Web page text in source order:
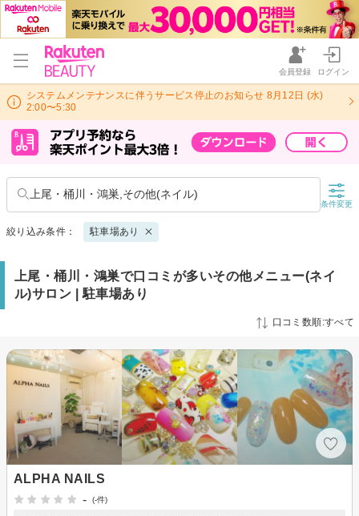
会員登録 ログイン
システムメンテナンスに伴うサービス停止のお知らせ 8月12日 (水)
2:00〜5:30
上尾・桶川・鴻巣,その他(ネイル)
条件変更
絞り込み条件： 駐車場あり
上尾・桶川・鴻巣で口コミが多いその他メニュー(ネイ
ル)サロン | 駐車場あり
口コミ数順:すべて
ALPHA NAILS
-
(-件)